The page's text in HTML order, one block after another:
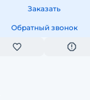
Заказать
Обратный звонок